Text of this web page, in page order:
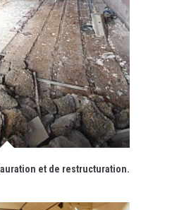
et de restructuration.